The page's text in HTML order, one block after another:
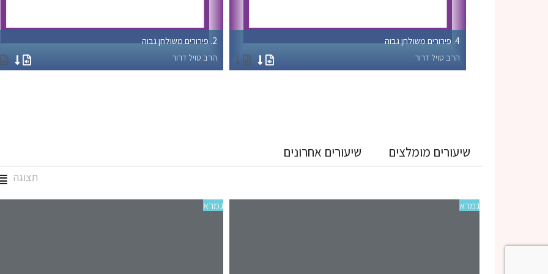
4. פירורים משולחן גבוה
הרב טויל דרור
2. פירורים משולחן גבוה
הרב טויל דרור
שיעורים מומלצים שיעורים אחרונים
תצוגה
גמרא גמרא